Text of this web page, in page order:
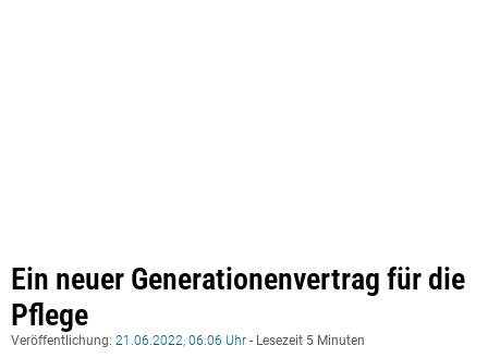
Ein neuer Generationenvertrag für die
Pflege
Veröffentlichung: 21.06.2022, 06:06 Uhr - Lesezeit 5 Minuten